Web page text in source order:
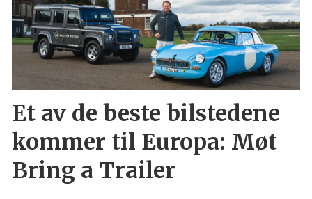
Et av de beste bilstedene
kommer til Europa: Møt
Bring a Trailer